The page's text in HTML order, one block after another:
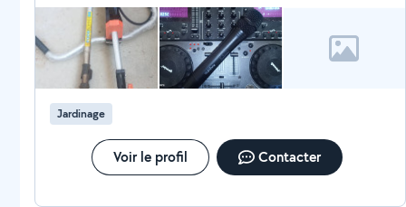
blanc en couleur et scané vous documents, envoi de
vous Emails, Location de films/DVD, DJ multi musique
disck jocky sur commande, ect.... à me consulter par
téléphone au 06-78-87-13-97 ou via le site Allovoisin.
Jardinage
Voir le profil Contacter